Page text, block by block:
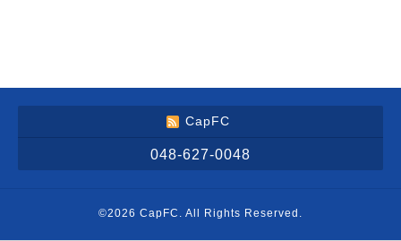
CapFC
048-627-0048
©2026 CapFC . All Rights Reserved.